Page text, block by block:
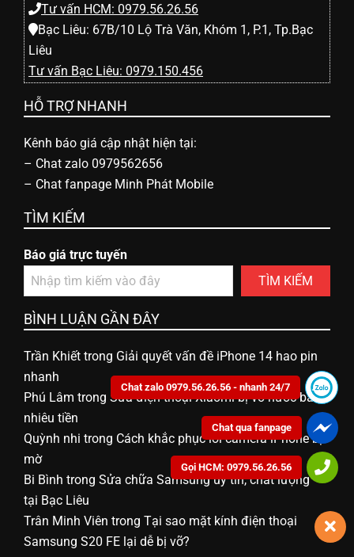
ử
a
c
h
ữ
a
đ
i
ệ
n
t
Tư vấn HCM: 0979.56.26.56
Bạc Liêu: 67B/10 Lộ Trà Văn, Khóm 1, P.1, Tp.Bạc
Liêu
Tư vấn Bạc Liêu: 0979.150.456
HỖ TRỢ NHANH
Kênh báo giá cập nhật hiện tại:
– Chat zalo 0979562656
– Chat fanpage Minh Phát Mobile
TÌM KIẾM
Báo giá trực tuyến
TÌM KIẾM
BÌNH LUẬN GẦN ĐÂY
Trần Khiết trong Giải quyết vấn đề iPhone 14 hao pin
nhanh
Phú Lâm trong Sửa điện thoại Xiaomi bị vô nước bao
nhiêu tiền
Quỳnh nhi trong Cách khắc phục lỗi camera iPhone bị
mờ
Bi Bình trong Sửa chữa Samsung uy tín, chất lượng
tại Bạc Liêu
Trân Minh Viên trong Tại sao mặt kính điện thoại
Samsung S20 FE lại dễ bị vỡ?
Chat zalo 0979.56.26.56 - nhanh 24/7
Chat qua fanpage
Gọi HCM: 0979.56.26.56